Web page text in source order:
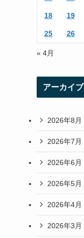
18 19
25 26
« 4月
アーカイブ
2026年8月
2026年7月
2026年6月
2026年5月
2026年4月
2026年3月